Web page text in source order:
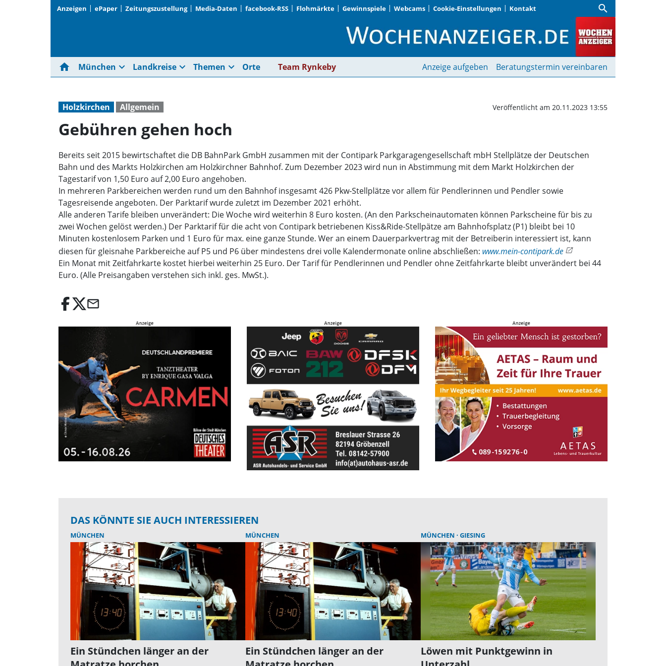
Anzeigen ePaper Zeitungszustellung Media-Daten facebook-RSS Flohmärkte Gewinnspiele Webcams Cookie-Einstellungen Kontakt search
Gebühren gehen hoch | Wochenanzeiger
home München expand_more Landkreise expand_more Themen expand_more Orte Team Rynkeby Anzeige aufgeben Beratungstermin vereinbaren
Holzkirchen Allgemein Veröffentlicht am 20.11.2023 13:55
Gebühren gehen hoch
Bereits seit 2015 bewirtschaftet die DB BahnPark GmbH zusammen mit der Contipark Parkgaragengesellschaft mbH Stellplätze der Deutschen
Bahn und des Markts Holzkirchen am Holzkirchner Bahnhof. Zum Dezember 2023 wird nun in Abstimmung mit dem Markt Holzkirchen der
Tagestarif von 1,50 Euro auf 2,00 Euro angehoben.
In mehreren Parkbereichen werden rund um den Bahnhof insgesamt 426 Pkw-Stellplätze vor allem für Pendlerinnen und Pendler sowie
Tagesreisende angeboten. Der Parktarif wurde zuletzt im Dezember 2021 erhöht.
Alle anderen Tarife bleiben unverändert: Die Woche wird weiterhin 8 Euro kosten. (An den Parkscheinautomaten können Parkscheine für bis zu
zwei Wochen gelöst werden.) Der Parktarif für die acht von Contipark betriebenen Kiss&Ride-Stellpätze am Bahnhofsplatz (P1) bleibt bei 10
Minuten kostenlosem Parken und 1 Euro für max. eine ganze Stunde. Wer an einem Dauerparkvertrag mit der Betreiberin interessiert ist, kann
diesen für gleisnahe Parkbereiche auf P5 und P6 über mindestens drei volle Kalendermonate online abschließen: www.mein-contipark.de
Ein Monat mit Zeitfahrkarte kostet hierbei weiterhin 25 Euro. Der Tarif für Pendlerinnen und Pendler ohne Zeitfahrkarte bleibt unverändert bei 44
Euro. (Alle Preisangaben verstehen sich inkl. ges. MwSt.).
email
DAS KÖNNTE SIE AUCH INTERESSIEREN
MÜNCHEN
Ein Stündchen länger an der
MÜNCHEN
Ein Stündchen länger an der
MÜNCHEN GIESING
Löwen mit Punktgewinn in